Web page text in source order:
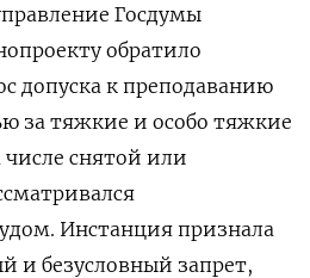
Госдумы
обратило
допуска к преподаванию
за тяжкие и особо тяжкие
снятой или
Инстанция признала
и безусловный запрет,